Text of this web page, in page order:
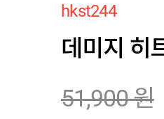
hkst244
데미지 히
51,900원